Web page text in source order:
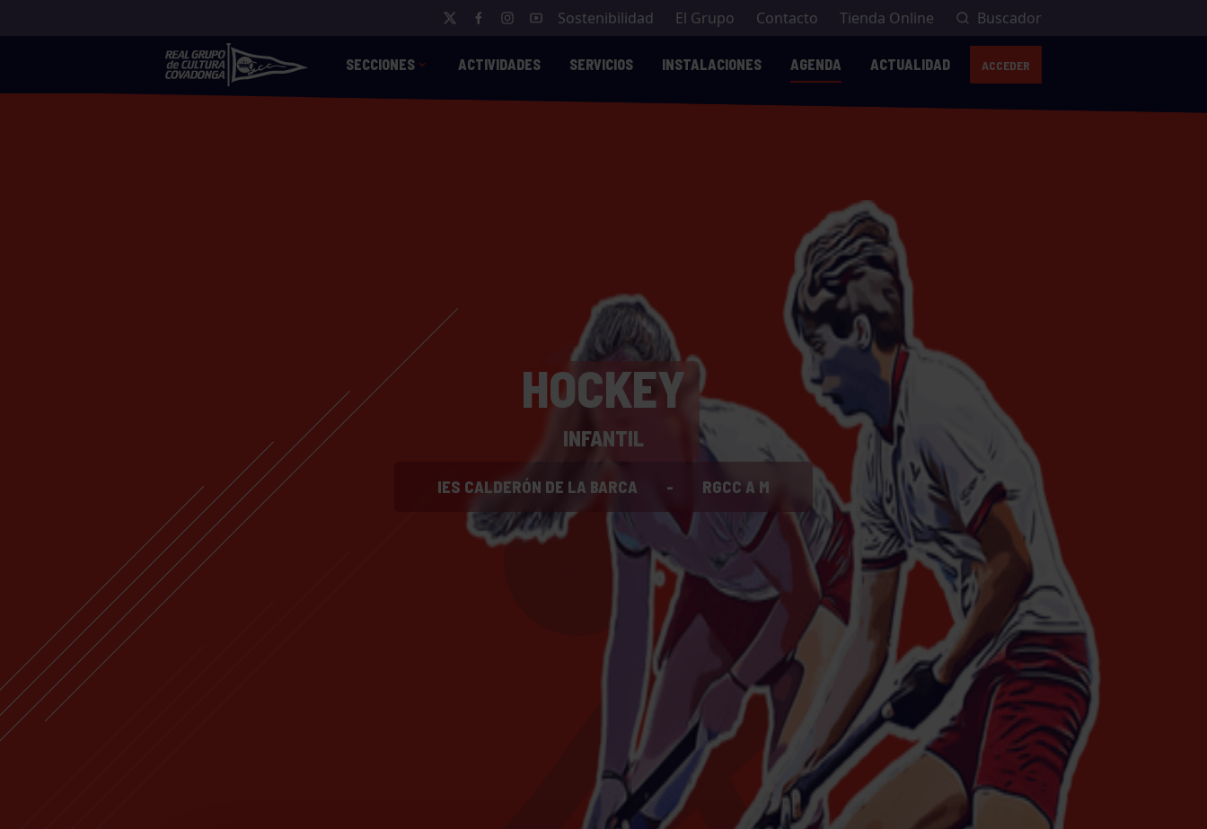
Sostenibilidad El Grupo Contacto Tienda Online Buscador
SECCIONES ACTIVIDADES SERVICIOS INSTALACIONES AGENDA ACTUALIDAD ACCEDER
HOCKEY
INFANTIL
IES CALDERÓN DE LA BARCA - RGCC A M